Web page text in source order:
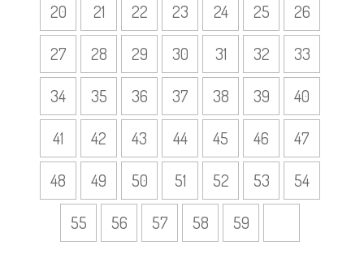
20
21 22 23 24 25
26
27
28 29 30 31 32
33
34
35 36 37 38 39
40
41
42 43 44 45 46
47
48
49 50 51 52 53
54
55
56 57 58 59